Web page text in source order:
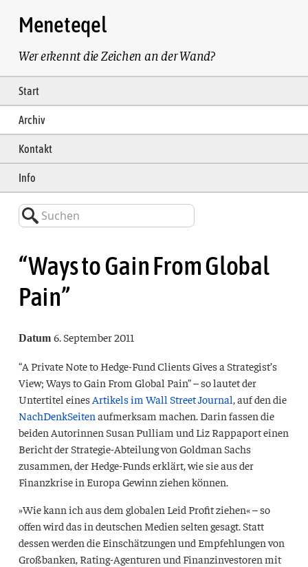
Meneteqel
Wer erkennt die Zeichen an der Wand?
Start
Archiv
Kontakt
Info
Suchen
“Ways to Gain From Global
Pain”
Datum 6. September 2011
“A Private Note to Hedge-Fund Clients Gives a Strategist’s
View; Ways to Gain From Global Pain” – so lautet der
Untertitel eines Artikels im Wall Street Journal , auf den die
NachDenkSeiten aufmerksam machen. Darin fassen die
beiden Autorinnen Susan Pulliam und Liz Rappaport einen
Bericht der Strategie-Abteilung von Goldman Sachs
zusammen, der Hedge-Funds erklärt, wie sie aus der
Finanzkrise in Europa Gewinn ziehen können.
»Wie kann ich aus dem globalen Leid Profit ziehen« – so
offen wird das in deutschen Medien selten gesagt. Statt
dessen werden die Einschätzungen und Empfehlungen von
Großbanken, Rating-Agenturen und Finanzinvestoren mit